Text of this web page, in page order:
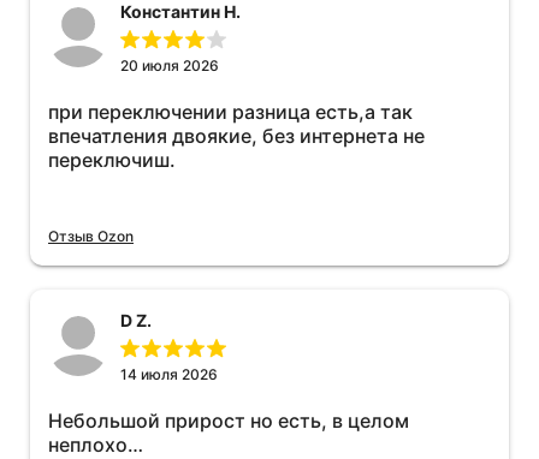
Константин Н.
20 июля 2026
при переключении разница есть,а так
впечатления двоякие, без интернета не
переключиш.
Отзыв Ozon
D Z.
14 июля 2026
Небольшой прирост но есть, в целом
неплохо…